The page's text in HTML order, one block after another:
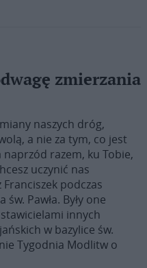
zmierzania
naszych dróg,
a nie za tym, co jest
razem, ku Tobie,
uczynić nas
Franciszek podczas
Pawła. Były one
innych
w bazylice św.
Tygodnia Modlitw o